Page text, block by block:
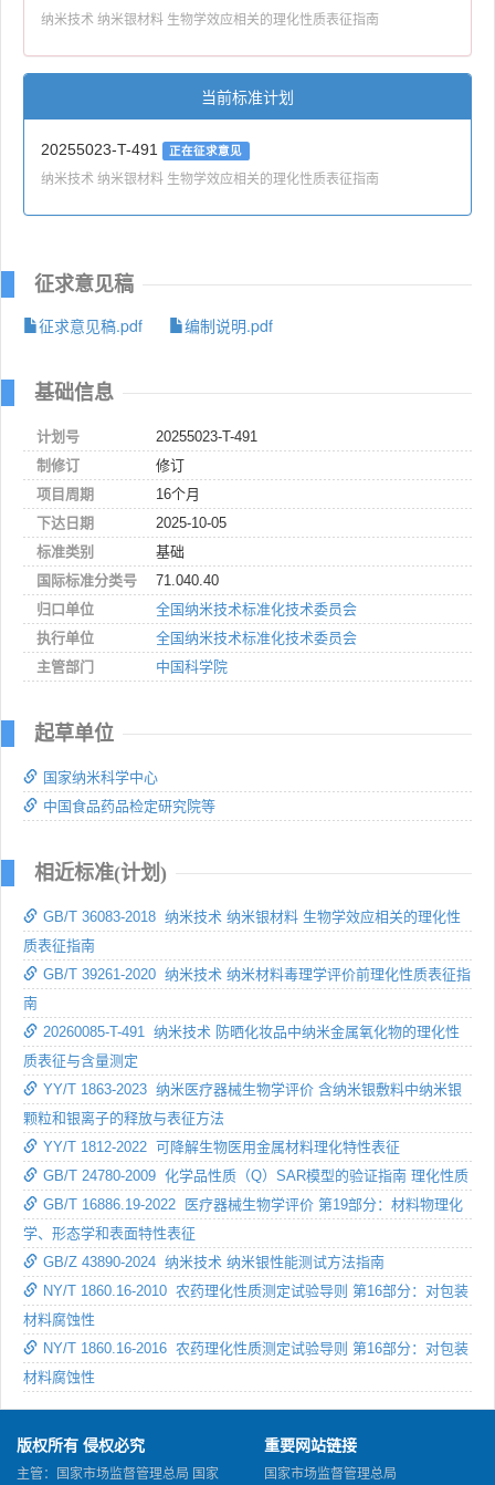
纳米技术 纳米银材料 生物学效应相关的理化性质表征指南
当前标准计划
20255023-T-491 正在征求意见
纳米技术 纳米银材料 生物学效应相关的理化性质表征指南
征求意见稿
征求意见稿.pdf
编制说明.pdf
基础信息
计划号
20255023-T-491
制修订
修订
项目周期
16个月
下达日期
2025-10-05
标准类别
基础
国际标准分类号
71.040.40
归口单位
全国纳米技术标准化技术委员会
执行单位
全国纳米技术标准化技术委员会
主管部门
中国科学院
起草单位
国家纳米科学中心
中国食品药品检定研究院等
相近标准(计划)
GB/T 36083-2018 纳米技术 纳米银材料 生物学效应相关的理化性
质表征指南
GB/T 39261-2020 纳米技术 纳米材料毒理学评价前理化性质表征指
南
20260085-T-491 纳米技术 防晒化妆品中纳米金属氧化物的理化性
质表征与含量测定
YY/T 1863-2023 纳米医疗器械生物学评价 含纳米银敷料中纳米银
颗粒和银离子的释放与表征方法
YY/T 1812-2022 可降解生物医用金属材料理化特性表征
GB/T 24780-2009 化学品性质（Q）SAR模型的验证指南 理化性质
GB/T 16886.19-2022 医疗器械生物学评价 第19部分：材料物理化
学、形态学和表面特性表征
GB/Z 43890-2024 纳米技术 纳米银性能测试方法指南
NY/T 1860.16-2010 农药理化性质测定试验导则 第16部分：对包装
材料腐蚀性
NY/T 1860.16-2016 农药理化性质测定试验导则 第16部分：对包装
材料腐蚀性
版权所有 侵权必究
主管：国家市场监督管理总局 国家
重要网站链接
国家市场监督管理总局